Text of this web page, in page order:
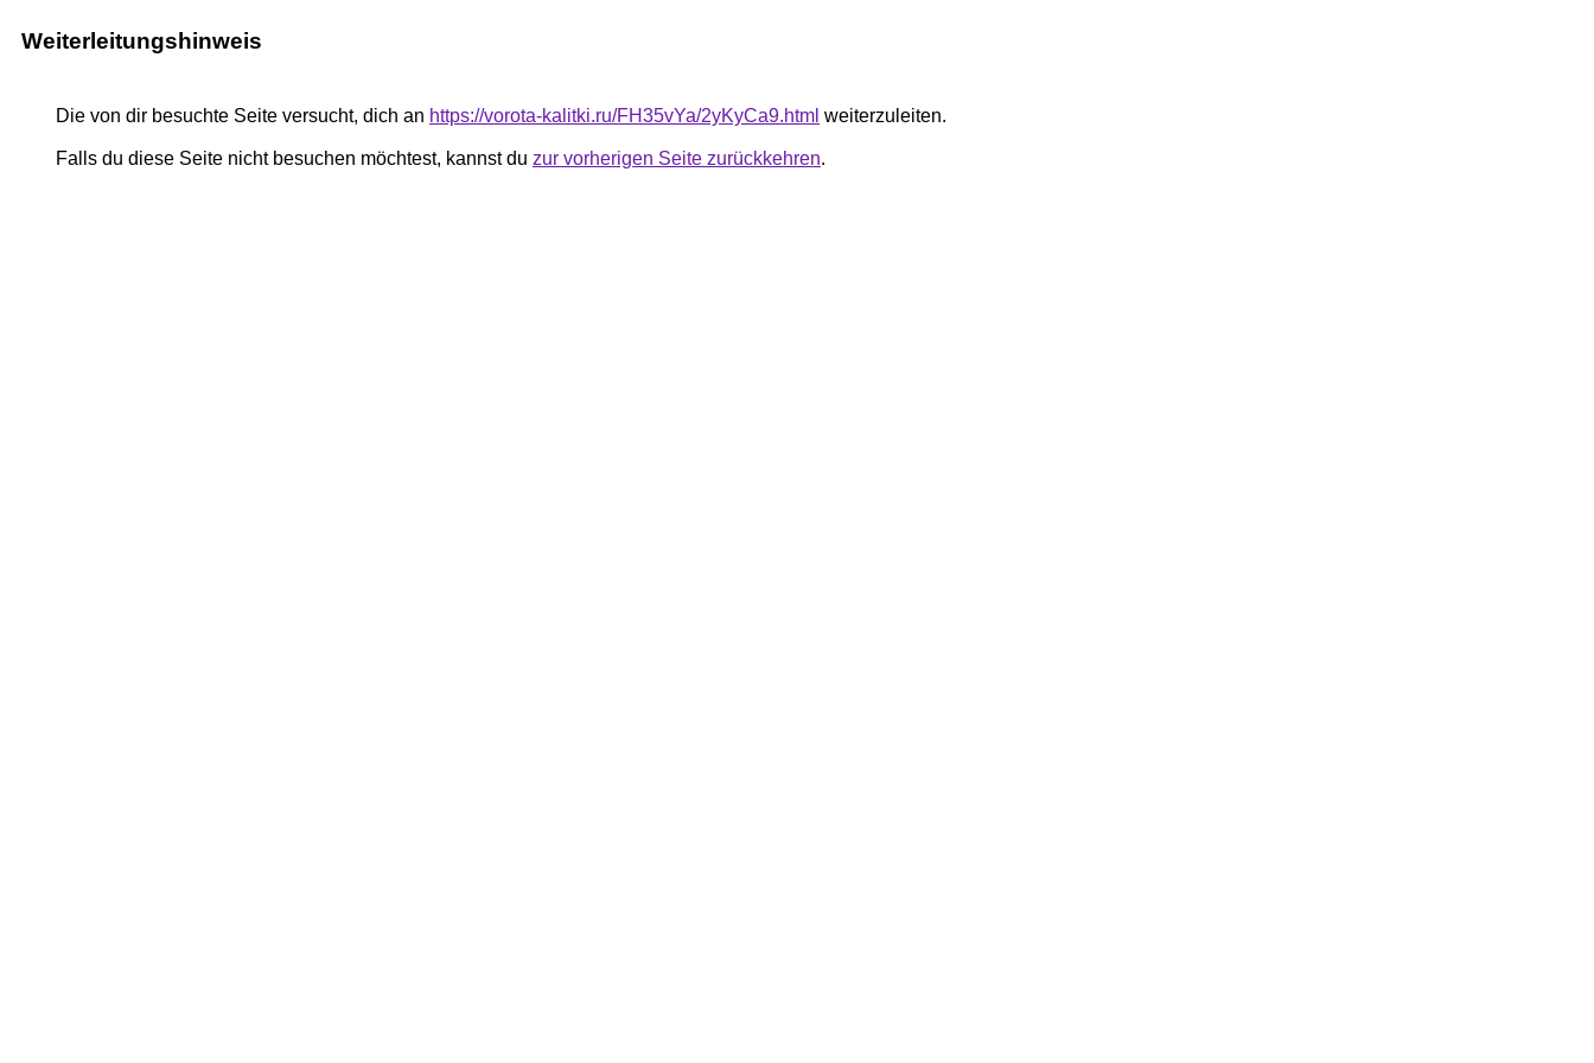
Weiterleitungshinweis
Die von dir besuchte Seite versucht, dich an https://vorota-kalitki.ru/FH35vYa/2yKyCa9.html weiterzuleiten.
Falls du diese Seite nicht besuchen möchtest, kannst du zur vorherigen Seite zurückkehren.